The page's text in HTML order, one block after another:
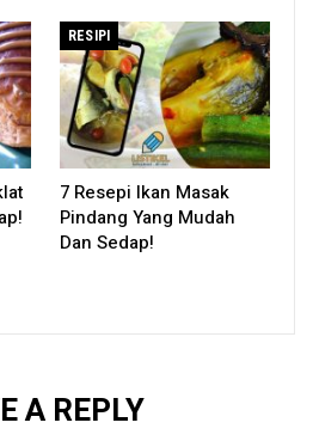
RESIPI
7 Resepi Ikan Masak
Pindang Yang Mudah
Dan Sedap!
A REPLY